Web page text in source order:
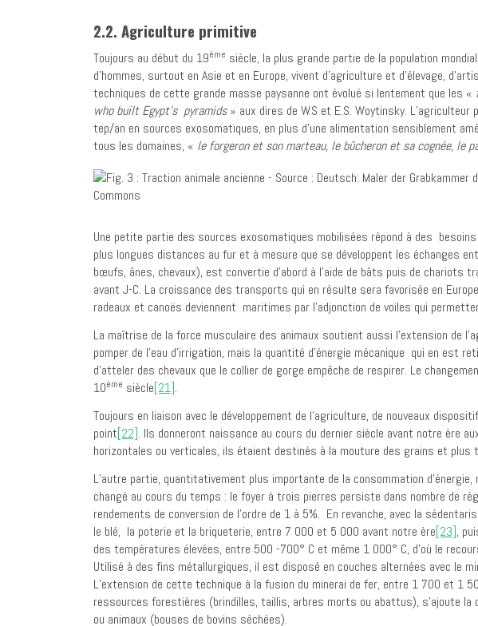
2.2. Agriculture primitive
Toujours au début du 19ème siècle, la plus grande partie de la population
d’hommes, surtout en Asie et en Europe, vivent d’agriculture et d’élevage,
techniques de cette grande masse paysanne ont évolué si lentement que les «
who built Egypt’s pyramids» aux dires de W.S et E.S. Woytinsky. L’agriculteur
tep/an en sources exosomatiques, en plus d’une alimentation sensiblement
tous les domaines, « le forgeron et son marteau, le bûcheron et sa cognée, le
Une petite partie des sources exosomatiques mobilisées répond à des
plus longues distances au fur et à mesure que se développent les échanges
bœufs, ânes, chevaux), est convertie d’abord à l’aide de bâts puis de chariots
avant J-C. La croissance des transports qui en résulte sera favorisée en
radeaux et canoës deviennent maritimes par l’adjonction de voiles qui
La maîtrise de la force musculaire des animaux soutient aussi l’extension de
pomper de l’eau d’irrigation, mais la quantité d’énergie mécanique qui en
d’atteler des chevaux que le collier de gorge empêche de respirer. Le
10ème siècle[21].
Toujours en liaison avec le développement de l’agriculture, de nouveaux
point[22]. Ils donneront naissance au cours du dernier siècle avant notre ère
horizontales ou verticales, ils étaient destinés à la mouture des grains et
L’autre partie, quantitativement plus importante de la consommation
changé au cours du temps : le foyer à trois pierres persiste dans nombre de
rendements de conversion de l’ordre de 1 à 5%. En revanche, avec la
le blé, la poterie et la briqueterie, entre 7 000 et 5 000 avant notre ère[23],
des températures élevées, entre 500 -700° C et même 1 000° C, d’où le
Utilisé à des fins métallurgiques, il est disposé en couches alternées avec le
L’extension de cette technique à la fusion du minerai de fer, entre 1 700 et 1
ressources forestières (brindilles, taillis, arbres morts ou abattus), s’ajoute
ou animaux (bouses de bovins séchées).